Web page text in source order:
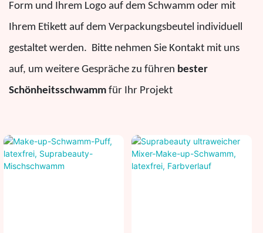
Form und Ihrem Logo auf dem Schwamm oder mit
Ihrem Etikett auf dem Verpackungsbeutel individuell
gestaltet werden. Bitte nehmen Sie Kontakt mit uns
auf, um weitere Gespräche zu führen bester
Schönheitsschwamm für Ihr Projekt